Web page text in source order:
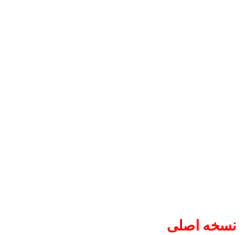
نسخه اصلی